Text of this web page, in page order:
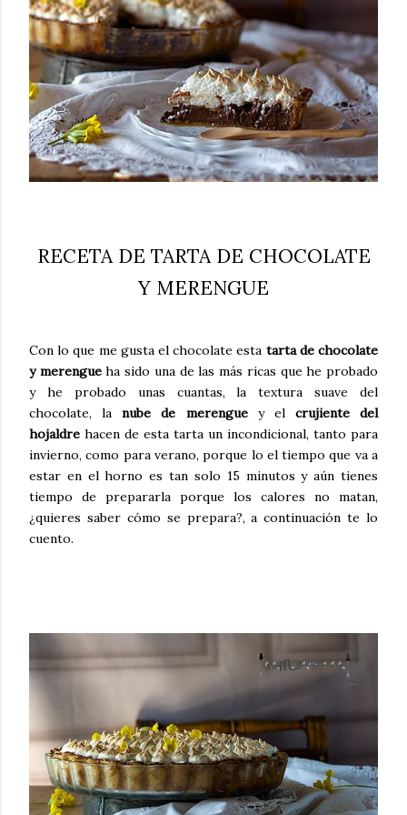
RECETA DE TARTA DE CHOCOLATE
Y MERENGUE
Con lo que me gusta el chocolate esta tarta de chocolate
y merengueha sido una de las más ricas que he probado
y he probado unas cuantas, la textura suave del
chocolate, lanube de merenguey el crujiente del
hojaldre hacen de esta tarta un incondicional, tanto para
invierno, como para verano, porque lo el tiempo que va a
estar en el horno es tan solo 15 minutos y aún tienes
tiempo de prepararla porque los calores no matan,
¿quieres saber cómo se prepara?, a continuación te lo
cuento.